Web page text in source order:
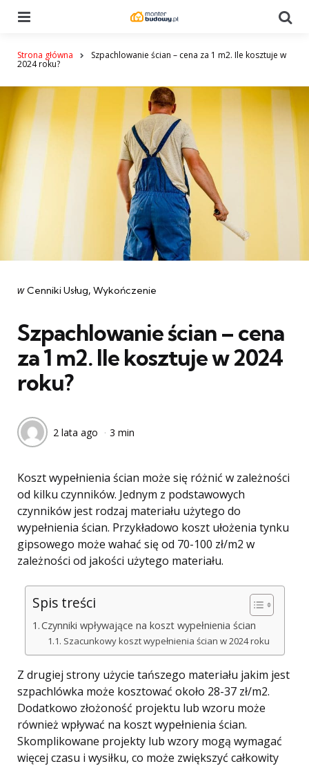
Strona główna Szpachlowanie ścian – cena za 1 m2. Ile kosztuje w
2024 roku?
Categories
post
w Cenniki Usług Wykończenie
Szpachlowanie ścian – cena
za 1 m2. Ile kosztuje w 2024
roku?
2 lata ago 3 min
Koszt wypełnienia ścian może się różnić w zależności
od kilku czynników. Jednym z podstawowych
czynników jest rodzaj materiału użytego do
wypełnienia ścian. Przykładowo koszt ułożenia tynku
gipsowego może wahać się od 70-100 zł/m2 w
zależności od jakości użytego materiału.
Spis treści
Czynniki wpływające na koszt wypełnienia ścian
Szacunkowy koszt wypełnienia ścian w 2024 roku
Z drugiej strony użycie tańszego materiału jakim jest
szpachlówka może kosztować około 28-37 zł/m2.
Dodatkowo złożoność projektu lub wzoru może
również wpływać na koszt wypełnienia ścian.
Skomplikowane projekty lub wzory mogą wymagać
więcej czasu i wysiłku, co może zwiększyć całkowity